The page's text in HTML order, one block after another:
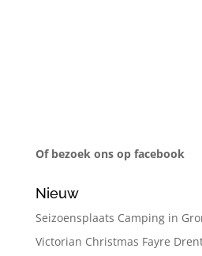
Of bezoek ons op facebook
Nieuw
Seizoensplaats Camping in
Victorian Christmas Fayre